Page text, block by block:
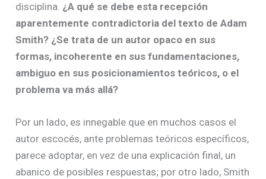
disciplina. ¿A qué se debe esta recepción
aparentemente contradictoria del texto de Adam
Smith? ¿Se trata de un autor opaco en sus
formas, incoherente en sus fundamentaciones,
ambiguo en sus posicionamientos teóricos, o el
problema va más allá?
Por un lado, es innegable que en muchos casos el
autor escocés, ante problemas teóricos específicos,
parece adoptar, en vez de una explicación final, un
abanico de posibles respuestas; por otro lado, Smith